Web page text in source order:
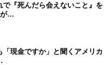
で『死んだら会えないこと』を
が…
「現金ですか」と聞くアメリカ